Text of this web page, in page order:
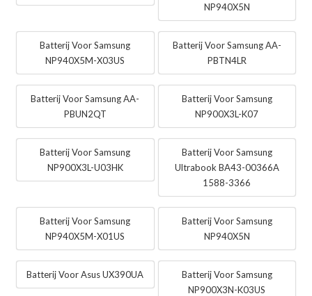
NP940X5N
Batterij Voor Samsung
NP940X5M-X03US
Batterij Voor Samsung AA-
PBTN4LR
Batterij Voor Samsung AA-
PBUN2QT
Batterij Voor Samsung
NP900X3L-K07
Batterij Voor Samsung
NP900X3L-U03HK
Batterij Voor Samsung
Ultrabook BA43-00366A
1588-3366
Batterij Voor Samsung
NP940X5M-X01US
Batterij Voor Samsung
NP940X5N
Batterij Voor Asus UX390UA
Batterij Voor Samsung
NP900X3N-K03US